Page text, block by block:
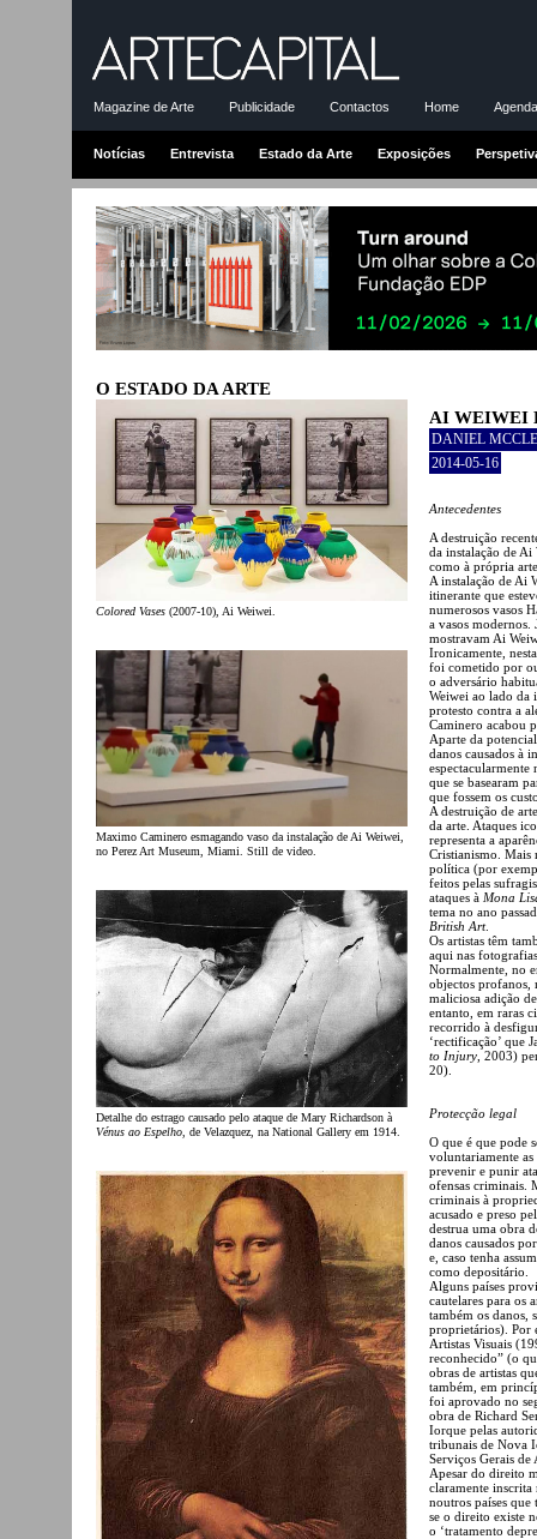
Magazine de Arte Publicidade Contactos Home
Notícias Entrevista Estado da Arte Exposições
O ESTADO DA ARTE
Colored Vases (2007-10), Ai Weiwei.
Maximo Caminero esmagando vaso da instalação de Ai Weiwei,
no Perez Art Museum, Miami. Still de video.
Detalhe do estrago causado pelo ataque de Mary Richardson à
Vénus ao Espelho , de Velazquez, na National Gallery em 1914.
AI WEIWEI
DANIEL
2014-05-16
Antecedentes
A destruição
da instalação de Ai
como à própria
A instalação de Ai
itinerante que
numerosos vasos
a vasos modernos.
mostravam Ai
Ironicamente,
foi cometido por
o adversário
Weiwei ao lado da
protesto contra a
Caminero acabou
Aparte da
danos causados à
que se basearam
que fossem os
A destruição de
da arte. Ataques
representa a
Cristianismo. Mais
política (por
feitos pelas
ataques à Mona
tema no ano
British Art.
Os artistas têm
aqui nas
Normalmente, no
objectos profanos,
maliciosa adição
entanto, em raras
recorrido à
‘rectificação’ que
to Injury , 2003)
20).
Protecção legal
O que é que pode
voluntariamente
prevenir e punir
ofensas criminais.
criminais à
acusado e preso
destrua uma obra
danos causados
e, caso tenha
como depositário.
Alguns países
cautelares para os
também os danos,
proprietários). Por
Artistas Visuais
reconhecido” (o
obras de artistas
também, em
foi aprovado no
obra de Richard
Iorque pelas
tribunais de Nova
Serviços Gerais de
Apesar do direito
claramente inscrita
noutros países
se o direito existe
o ‘tratamento